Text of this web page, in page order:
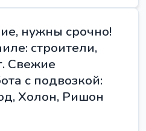
нужны срочно!
строители,
Свежие
с подвозкой:
Холон, Ришон